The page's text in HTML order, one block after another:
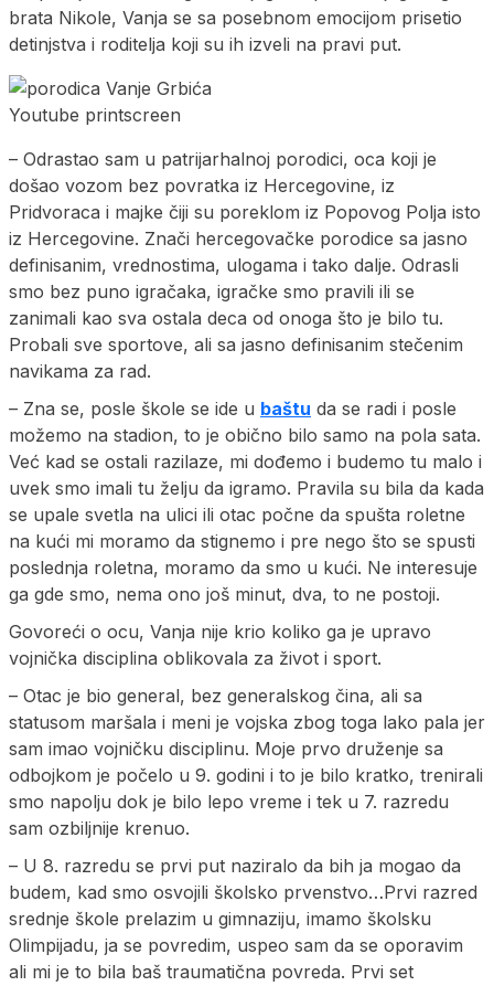
brata Nikole, Vanja se sa posebnom emocijom prisetio
detinjstva i roditelja koji su ih izveli na pravi put.
Youtube printscreen
– Odrastao sam u patrijarhalnoj porodici, oca koji je
došao vozom bez povratka iz Hercegovine, iz
Pridvoraca i majke čiji su poreklom iz Popovog Polja isto
iz Hercegovine. Znači hercegovačke porodice sa jasno
definisanim, vrednostima, ulogama i tako dalje. Odrasli
smo bez puno igračaka, igračke smo pravili ili se
zanimali kao sva ostala deca od onoga što je bilo tu.
Probali sve sportove, ali sa jasno definisanim stečenim
navikama za rad.
– Zna se, posle škole se ide u baštu da se radi i posle
možemo na stadion, to je obično bilo samo na pola sata.
Već kad se ostali razilaze, mi dođemo i budemo tu malo i
uvek smo imali tu želju da igramo. Pravila su bila da kada
se upale svetla na ulici ili otac počne da spušta roletne
na kući mi moramo da stignemo i pre nego što se spusti
poslednja roletna, moramo da smo u kući. Ne interesuje
ga gde smo, nema ono još minut, dva, to ne postoji.
Govoreći o ocu, Vanja nije krio koliko ga je upravo
vojnička disciplina oblikovala za život i sport.
– Otac je bio general, bez generalskog čina, ali sa
statusom maršala i meni je vojska zbog toga lako pala jer
sam imao vojničku disciplinu. Moje prvo druženje sa
odbojkom je počelo u 9. godini i to je bilo kratko, trenirali
smo napolju dok je bilo lepo vreme i tek u 7. razredu
sam ozbiljnije krenuo.
– U 8. razredu se prvi put naziralo da bih ja mogao da
budem, kad smo osvojili školsko prvenstvo…Prvi razred
srednje škole prelazim u gimnaziju, imamo školsku
Olimpijadu, ja se povredim, uspeo sam da se oporavim
ali mi je to bila baš traumatična povreda. Prvi set